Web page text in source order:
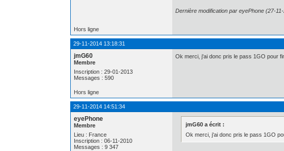
Dernière modification par eyePhone (27-
Hors ligne
29-11-2014 13:18:31
jmG60
Membre
Inscription : 29-01-2013
Messages : 590
Ok merci, j'ai donc pris le pass 1GO pour
Hors ligne
29-11-2014 14:51:34
eyePhone
Membre
Lieu : France
Inscription : 06-11-2010
Messages : 9 347
jmG60 a écrit :
Ok merci, j'ai donc pris le pass 1GO